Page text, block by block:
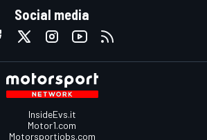
Social media
InsideEvs.it
Motor1.com
Motorsportjobs.com